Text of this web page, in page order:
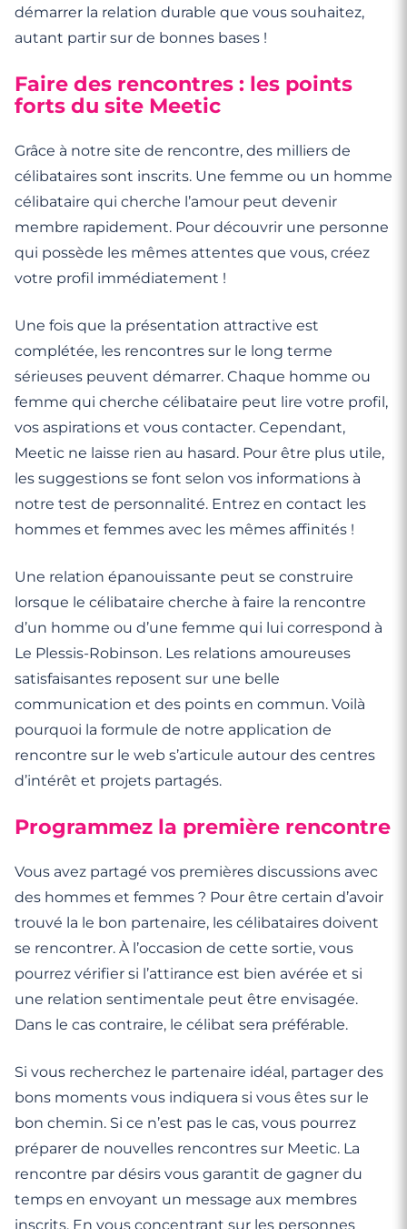
démarrer la relation durable que vous souhaitez,
autant partir sur de bonnes bases !
Faire des rencontres : les points
forts du site Meetic
Grâce à notre site de rencontre, des milliers de
célibataires sont inscrits. Une femme ou un homme
célibataire qui cherche l’amour peut devenir
membre rapidement. Pour découvrir une personne
qui possède les mêmes attentes que vous, créez
votre profil immédiatement !
Une fois que la présentation attractive est
complétée, les rencontres sur le long terme
sérieuses peuvent démarrer. Chaque homme ou
femme qui cherche célibataire peut lire votre profil,
vos aspirations et vous contacter. Cependant,
Meetic ne laisse rien au hasard. Pour être plus utile,
les suggestions se font selon vos informations à
notre test de personnalité. Entrez en contact les
hommes et femmes avec les mêmes affinités !
Une relation épanouissante peut se construire
lorsque le célibataire cherche à faire la rencontre
d’un homme ou d’une femme qui lui correspond à
Le Plessis-Robinson. Les relations amoureuses
satisfaisantes reposent sur une belle
communication et des points en commun. Voilà
pourquoi la formule de notre application de
rencontre sur le web s’articule autour des centres
d’intérêt et projets partagés.
Programmez la première rencontre
Vous avez partagé vos premières discussions avec
des hommes et femmes ? Pour être certain d’avoir
trouvé la le bon partenaire, les célibataires doivent
se rencontrer. À l’occasion de cette sortie, vous
pourrez vérifier si l’attirance est bien avérée et si
une relation sentimentale peut être envisagée.
Dans le cas contraire, le célibat sera préférable.
Si vous recherchez le partenaire idéal, partager des
bons moments vous indiquera si vous êtes sur le
bon chemin. Si ce n’est pas le cas, vous pourrez
préparer de nouvelles rencontres sur Meetic. La
rencontre par désirs vous garantit de gagner du
temps en envoyant un message aux membres
inscrits. En vous concentrant sur les personnes